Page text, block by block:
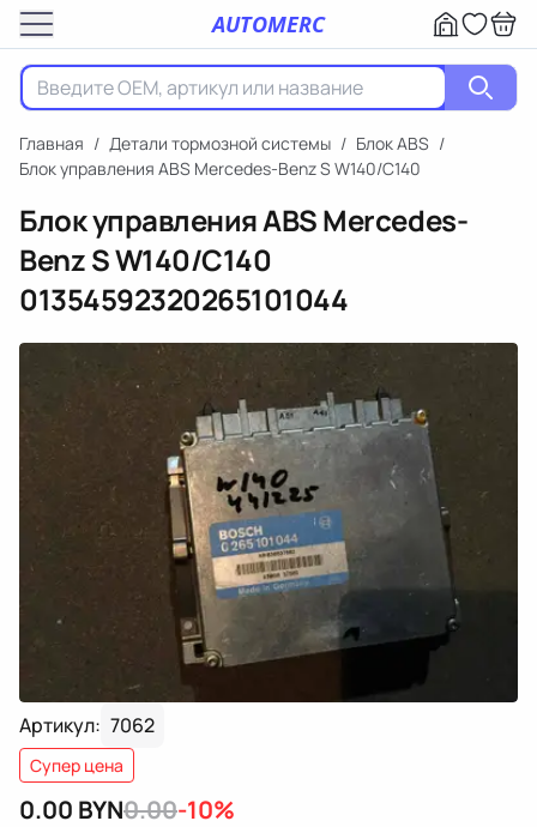
AUTOMERC
Главная / Детали тормозной системы / Блок ABS /
Блок управления ABS Mercedes-Benz S W140/C140
Блок управления ABS Mercedes-
Benz S W140/C140
01354592320265101044
Артикул: 7062
Супер цена
0.00 BYN0.00-10%